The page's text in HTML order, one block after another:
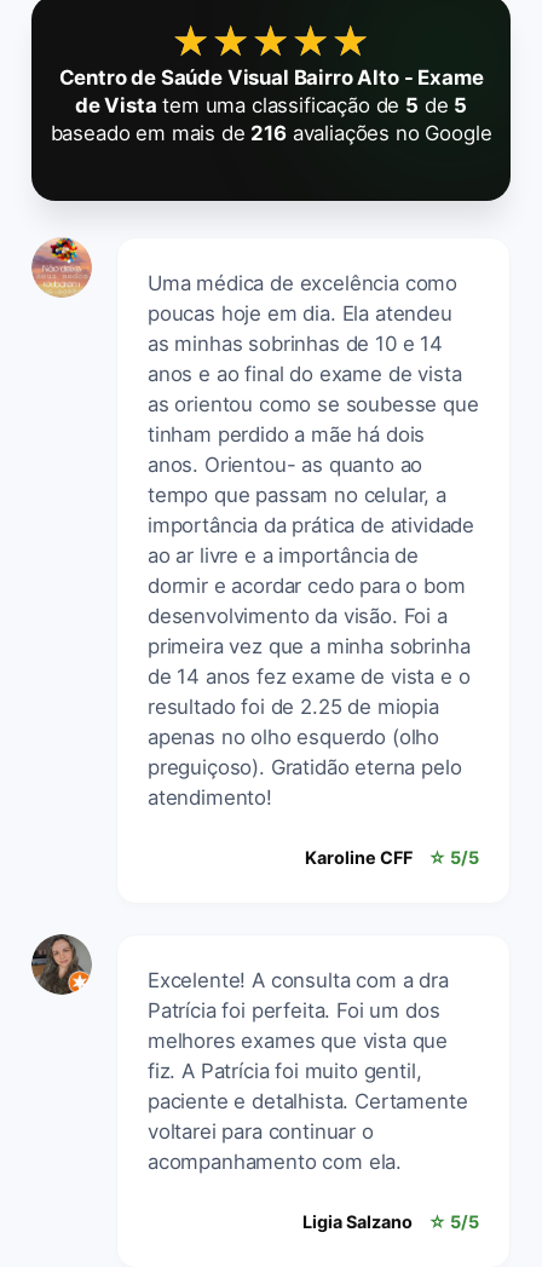
★★★★★
★★★★★
Centro de Saúde Visual Bairro Alto - Exame
de Vista tem uma classificação de 5 de 5
baseado em mais de 216avaliações no Google
Uma médica de excelência como
poucas hoje em dia. Ela atendeu
as minhas sobrinhas de 10 e 14
anos e ao final do exame de vista
as orientou como se soubesse que
tinham perdido a mãe há dois
anos. Orientou- as quanto ao
tempo que passam no celular, a
importância da prática de atividade
ao ar livre e a importância de
dormir e acordar cedo para o bom
desenvolvimento da visão. Foi a
primeira vez que a minha sobrinha
de 14 anos fez exame de vista e o
resultado foi de 2.25 de miopia
apenas no olho esquerdo (olho
preguiçoso). Gratidão eterna pelo
atendimento!
Karoline CFF ☆ 5/5
Excelente! A consulta com a dra
Patrícia foi perfeita. Foi um dos
melhores exames que vista que
fiz. A Patrícia foi muito gentil,
paciente e detalhista. Certamente
voltarei para continuar o
acompanhamento com ela.
Ligia Salzano ☆ 5/5